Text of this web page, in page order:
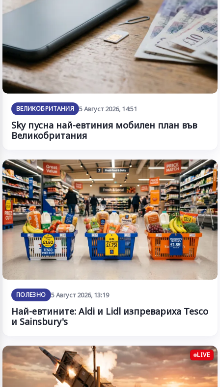
ВЕЛИКОБРИТАНИЯ 5 Август 2026, 14:51
Sky пусна най-евтиния мобилен план във
Великобритания
ПОЛЕЗНО 5 Август 2026, 13:19
Най-евтините: Aldi и Lidl изпревариха Tesco
и Sainsbury's
LIVE